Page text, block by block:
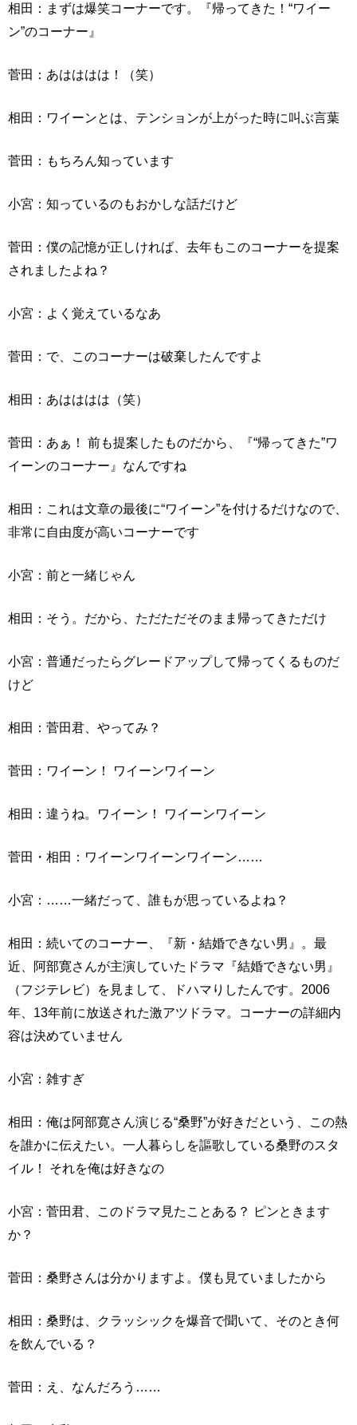
相田：まずは爆笑コーナーです。『帰ってきた！“ワイー
ン”のコーナー』
菅田：あはははは！（笑）
相田：ワイーンとは、テンションが上がった時に叫ぶ言葉
菅田：もちろん知っています
小宮：知っているのもおかしな話だけど
菅田：僕の記憶が正しければ、去年もこのコーナーを提案
されましたよね？
小宮：よく覚えているなあ
菅田：で、このコーナーは破棄したんですよ
相田：あはははは（笑）
菅田：あぁ！ 前も提案したものだから、『“帰ってきた”ワ
イーンのコーナー』なんですね
相田：これは文章の最後に“ワイーン”を付けるだけなので、
非常に自由度が高いコーナーです
小宮：前と一緒じゃん
相田：そう。だから、ただただそのまま帰ってきただけ
小宮：普通だったらグレードアップして帰ってくるものだ
けど
相田：菅田君、やってみ？
菅田：ワイーン！ ワイーンワイーン
相田：違うね。ワイーン！ ワイーンワイーン
菅田・相田：ワイーンワイーンワイーン……
小宮：……一緒だって、誰もが思っているよね？
相田：続いてのコーナー、『新・結婚できない男』。最
近、阿部寛さんが主演していたドラマ『結婚できない男』
（フジテレビ）を見まして、ドハマりしたんです。2006
年、13年前に放送された激アツドラマ。コーナーの詳細内
容は決めていません
小宮：雑すぎ
相田：俺は阿部寛さん演じる“桑野”が好きだという、この熱
を誰かに伝えたい。一人暮らしを謳歌している桑野のスタ
イル！ それを俺は好きなの
小宮：菅田君、このドラマ見たことある？ ピンときます
か？
菅田：桑野さんは分かりますよ。僕も見ていましたから
相田：桑野は、クラッシックを爆音で聞いて、そのとき何
を飲んでいる？
菅田：え、なんだろう……